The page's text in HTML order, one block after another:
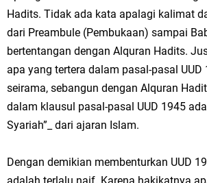
Hadits. Tidak ada kata apalagi kalimat
dari Preambule (Pembukaan) sampai
bertentangan dengan Alquran Hadits.
apa yang tertera dalam pasal-pasal UUD
seirama, sebangun dengan Alquran
dalam klausul pasal-pasal UUD 1945
Syariah”_ dari ajaran Islam.
Dengan demikian membenturkan UUD